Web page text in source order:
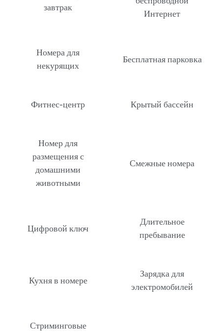
завтрак
Интернет
Номера для
некурящих
Бесплатная парковка
Фитнес-центр Крытый бассейн
Номер для
размещения с
домашними
животными
Смежные номера
Цифровой ключ
Длительное
пребывание
Кухня в номере
Зарядка для
электромобилей
Стриминговые